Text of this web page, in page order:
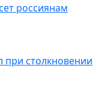
россиянам
при столкновении